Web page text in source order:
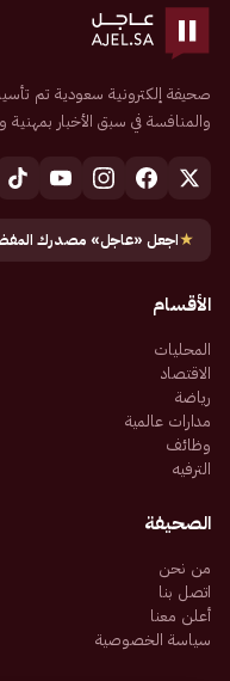
والمنافسة في سبق الأخبار
★اجعل «عاجل» مصدرك
الأقسام
المحليات
الاقتصاد
رياضة
مدارات عالمية
وظائف
الترفيه
الصحيفة
من نحن
اتصل بنا
أعلن معنا
سياسة الخصوصية